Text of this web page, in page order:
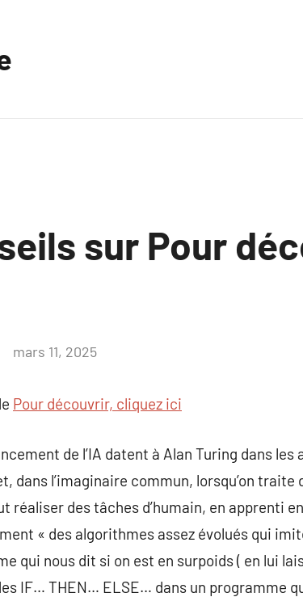
sur Pour
mars 11, 2025
Pour découvrir, cliquez ici
de l’IA datent à Alan Turing dans
dans l’imaginaire commun, lorsqu’on
réaliser des tâches d’humain, en apprenti
« des algorithmes assez évolués qui
qui nous dit si on est en surpoids ( en lui
IF… THEN… ELSE… dans un programme